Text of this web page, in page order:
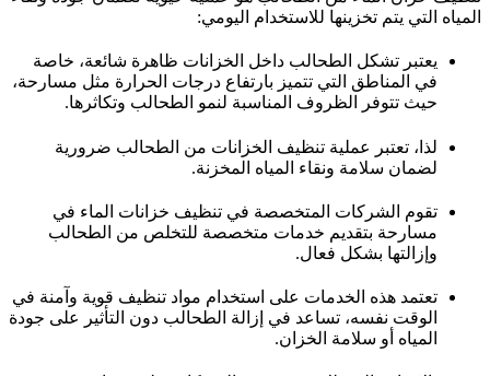
المياه التي يتم تخزينها للاستخدام اليومي:
يعتبر تشكل الطحالب داخل الخزانات ظاهرة شائعة، خاصة
في المناطق التي تتميز بارتفاع درجات الحرارة مثل مسارحة،
حيث تتوفر الظروف المناسبة لنمو الطحالب وتكاثرها.
لذا، تعتبر عملية تنظيف الخزانات من الطحالب ضرورية
لضمان سلامة ونقاء المياه المخزنة.
تقوم الشركات المتخصصة في تنظيف خزانات الماء في
مسارحة بتقديم خدمات متخصصة للتخلص من الطحالب
وإزالتها بشكل فعال.
تعتمد هذه الخدمات على استخدام مواد تنظيف قوية وآمنة في
الوقت نفسه، تساعد في إزالة الطحالب دون التأثير على جودة
المياه أو سلامة الخزان.